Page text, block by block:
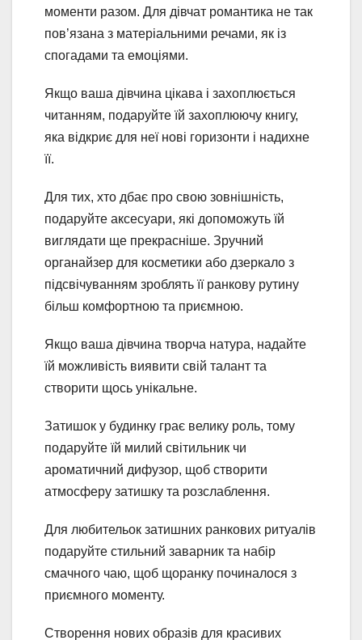
моменти разом. Для дівчат романтика не так
пов’язана з матеріальними речами, як із
спогадами та емоціями.
Якщо ваша дівчина цікава і захоплюється
читанням, подаруйте їй захоплюючу книгу,
яка відкриє для неї нові горизонти і надихне
її.
Для тих, хто дбає про свою зовнішність,
подаруйте аксесуари, які допоможуть їй
виглядати ще прекрасніше. Зручний
органайзер для косметики або дзеркало з
підсвічуванням зроблять її ранкову рутину
більш комфортною та приємною.
Якщо ваша дівчина творча натура, надайте
їй можливість виявити свій талант та
створити щось унікальне.
Затишок у будинку грає велику роль, тому
подаруйте їй милий світильник чи
ароматичний дифузор, щоб створити
атмосферу затишку та розслаблення.
Для любительок затишних ранкових ритуалів
подаруйте стильний заварник та набір
смачного чаю, щоб щоранку починалося з
приємного моменту.
Створення нових образів для красивих